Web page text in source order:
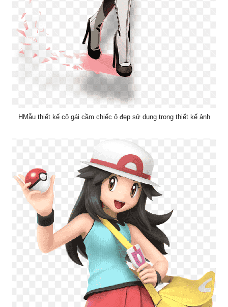
HMẫu thiết kế cô gái cầm chiếc ô đẹp sử dụng trong thiết kế ảnh